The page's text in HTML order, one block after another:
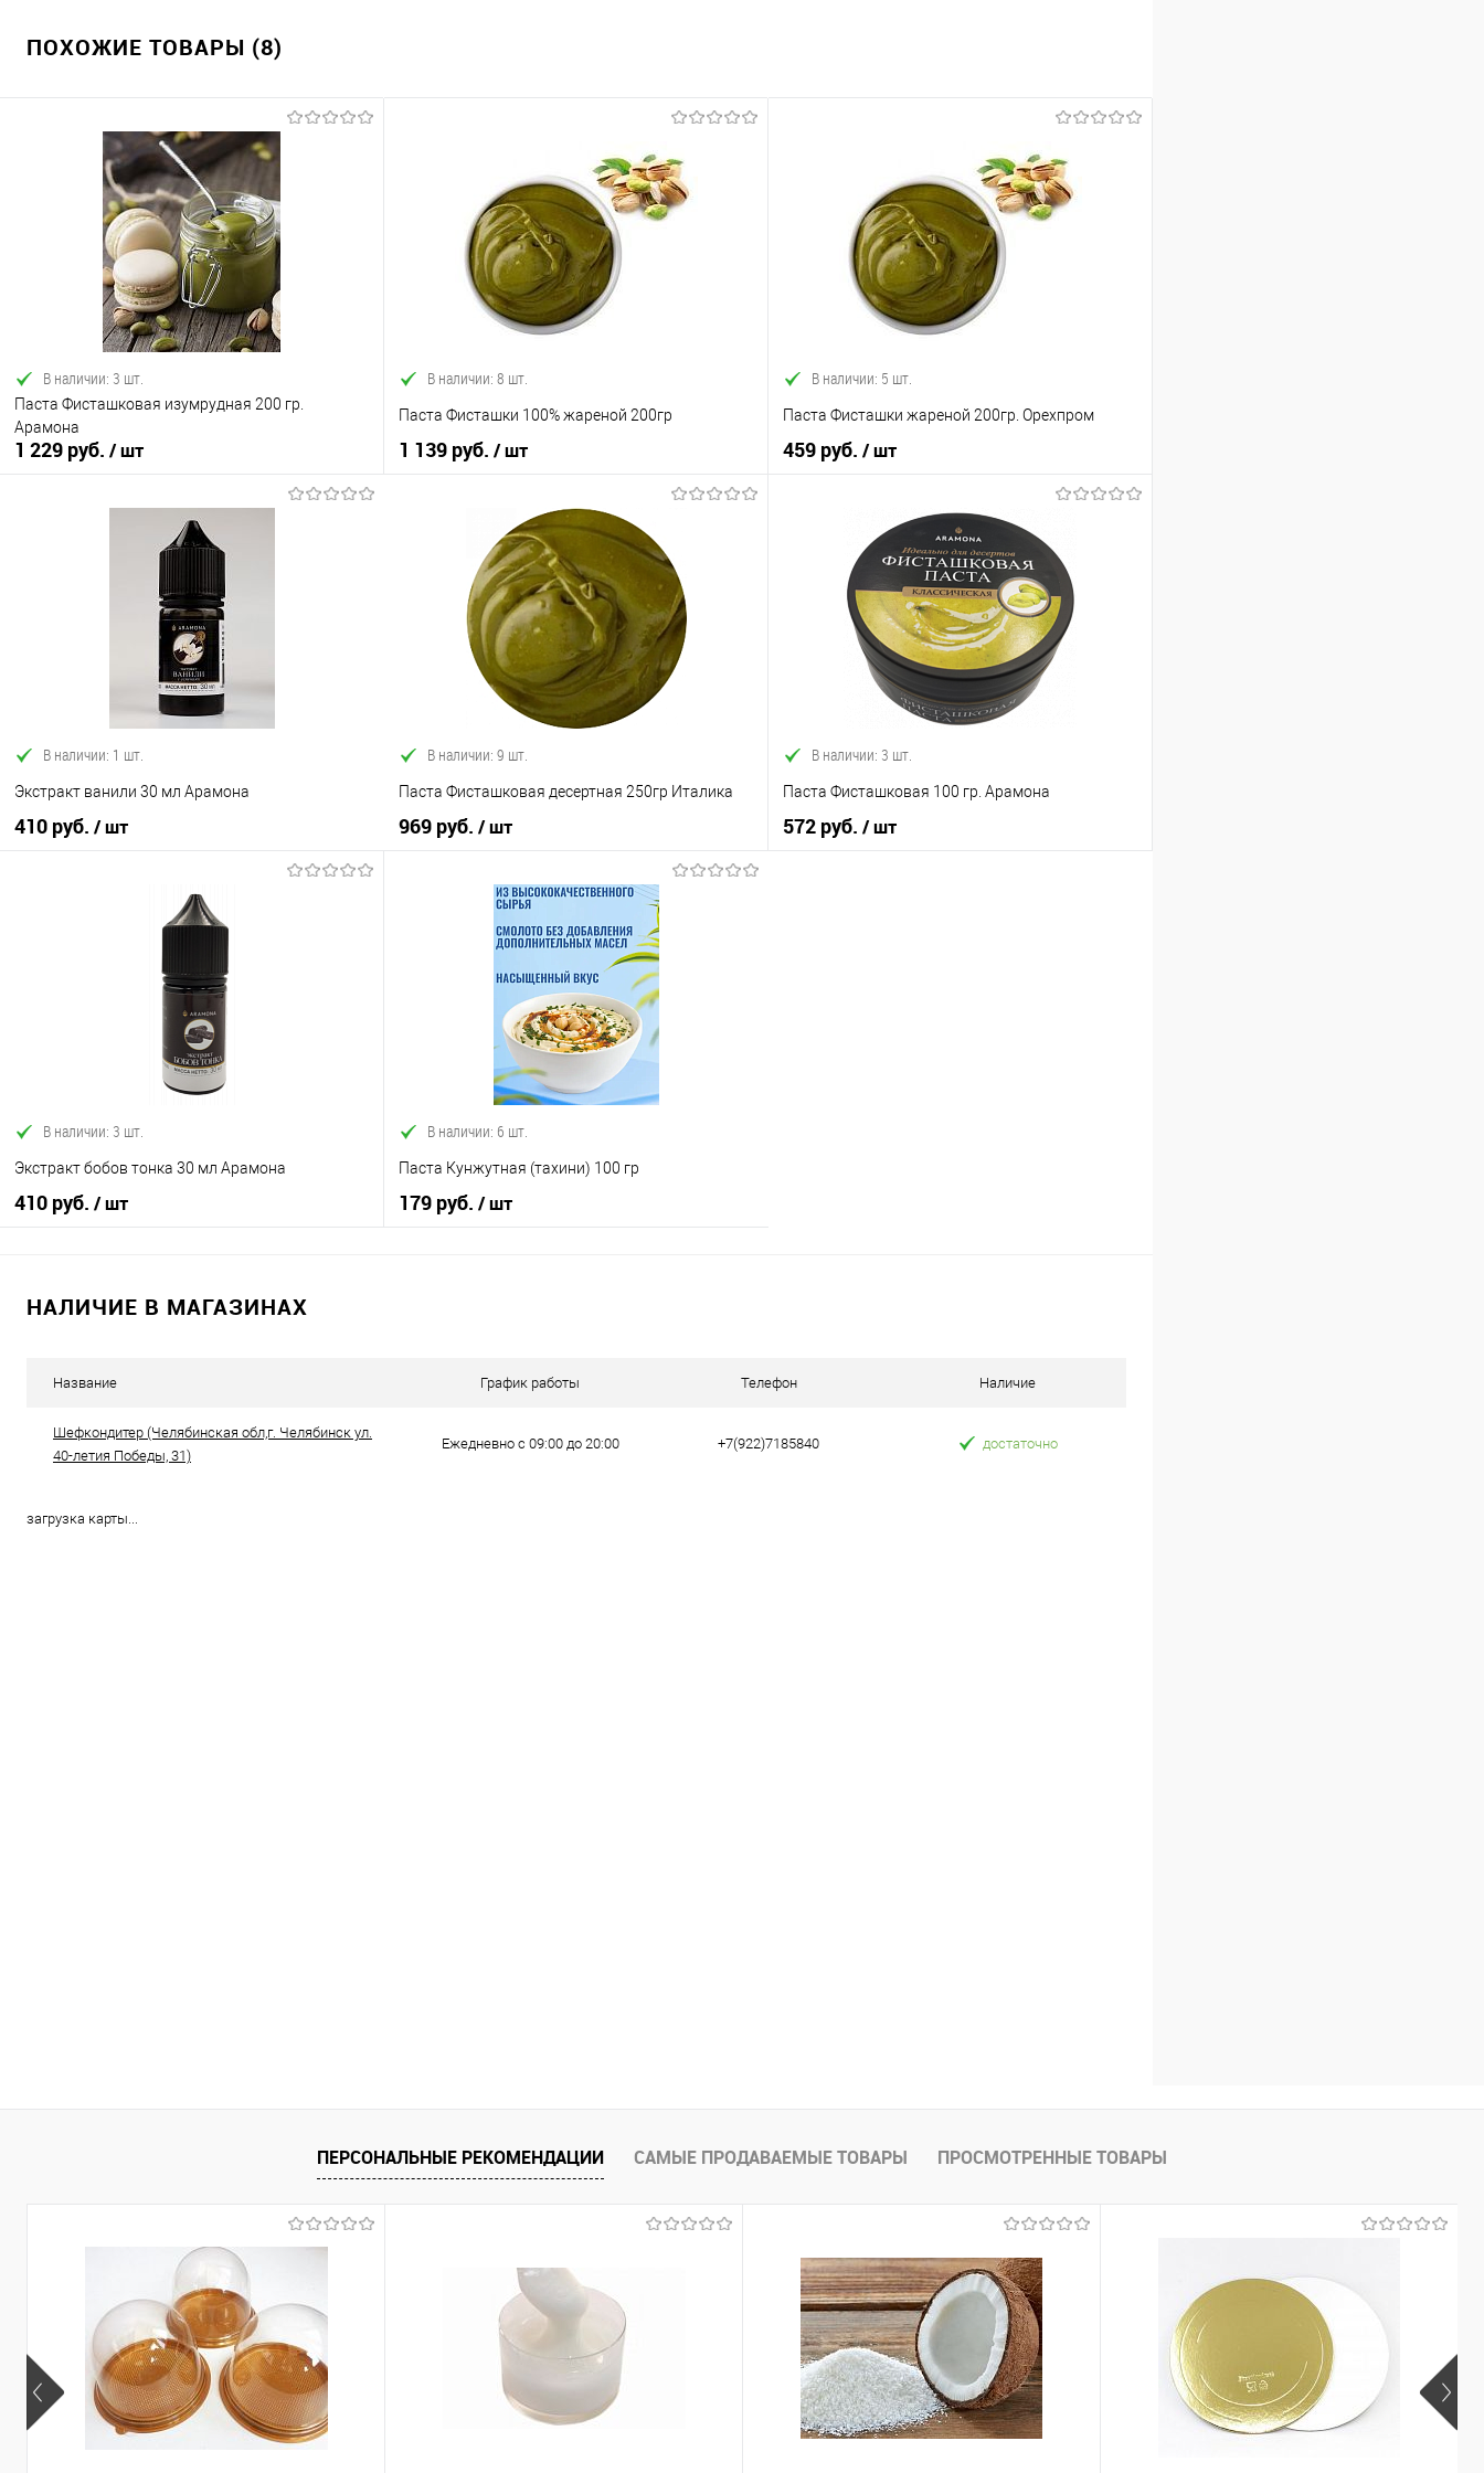
ПОХОЖИЕ ТОВАРЫ (8)
В наличии: 3 шт.
Паста Фисташковая изумрудная 200 гр.
Арамона
1 229 руб. / шт
В корзину
В наличии: 8 шт.
Паста Фисташки 100% жареной 200гр
1 139 руб. / шт
В корзину
Купить в 1 клик
Сравнение
В избранное
В наличии
В наличии: 5 шт.
Паста Фисташки жареной 200гр. Орехпром
459 руб. / шт
В корзину
Купить в 1 клик
Сравнение
В избранное
В наличии
В наличии: 1 шт.
Экстракт ванили 30 мл Арамона
410 руб. / шт
В корзину
В наличии: 9 шт.
Паста Фисташковая десертная 250гр Италика
969 руб. / шт
В корзину
Купить в 1 клик
Сравнение
В наличии
В наличии: 3 шт.
Паста Фисташковая 100 гр. Арамона
572 руб. / шт
В наличии: 3 шт.
Экстракт бобов тонка 30 мл Арамона
410 руб. / шт
В корзину
В наличии: 6 шт.
Паста Кунжутная (тахини) 100 гр
179 руб. / шт
НАЛИЧИЕ В МАГАЗИНАХ
Название График работы Телефон Наличие
Шефкондитер (Челябинская обл,г. Челябинск ул.
40-летия Победы, 31)
Ежедневно с 09:00 до 20:00 +7(922)7185840 достаточно
загрузка карты...
ПЕРСОНАЛЬНЫЕ РЕКОМЕНДАЦИИ САМЫЕ ПРОДАВАЕМЫЕ ТОВАРЫ ПРОСМОТРЕННЫЕ ТОВАРЫ